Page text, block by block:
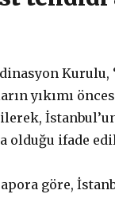
Kurulu,
yıkımı
olduğu ifade
göre,